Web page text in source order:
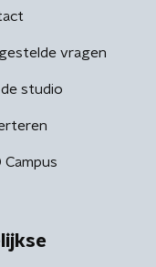
vragen
studio
Campus